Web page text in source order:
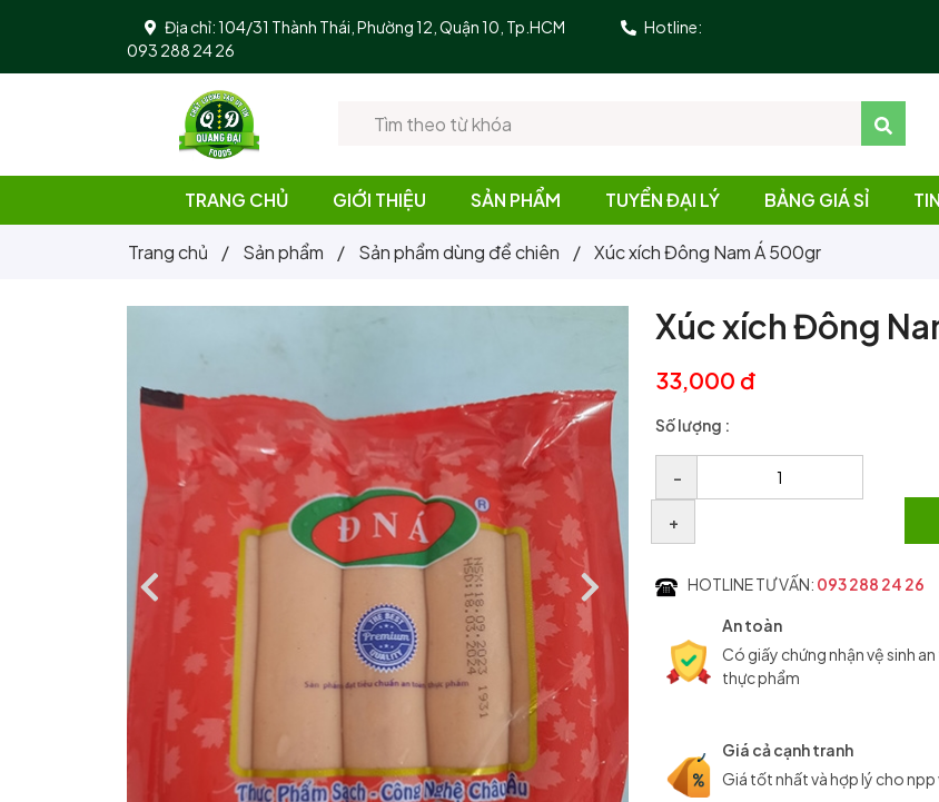
Địa chỉ: 104/31 Thành Thái, Phường 12, Quận 10, Tp.HCM
Hotline:
093 288 24 26
TRANG CHỦ GIỚI THIỆU SẢN PHẨM TUYỂN ĐẠI LÝ BẢNG GIÁ SỈ
Trang chủ / Sản phẩm / Sản phẩm dùng để chiên / Xúc xích Đông Nam Á 500gr
Xúc xích Đông
33,000 đ
Số lượng :
–
+
HOTLINE TƯ VẤN: 093 288 24 26
An toàn
Có giấy chứng nhận vệ sinh
thực phẩm
Giá cả cạnh tranh
Giá tốt nhất và hợp lý cho npp